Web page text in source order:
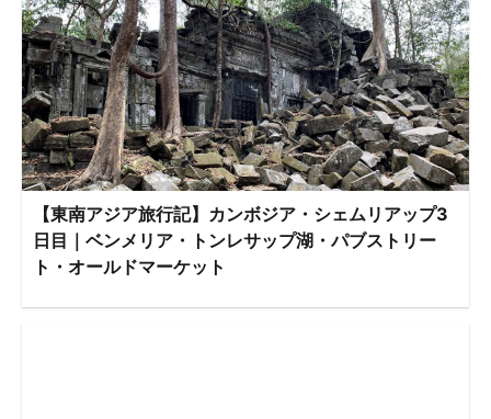
【東南アジア旅行記】カンボジア・シェムリアップ3
日目｜ベンメリア・トンレサップ湖・パブストリー
ト・オールドマーケット